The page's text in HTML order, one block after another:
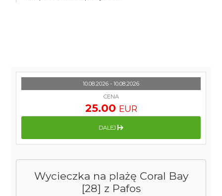
Wycieczka na plażę Coral Bay
[28] z Pafos
10.08.2026 - 10.08.2026
CENA
25.00 EUR
DALEJ